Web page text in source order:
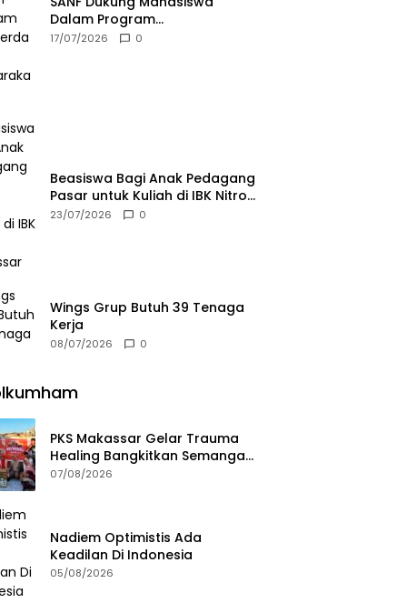
Dalam Program
Pemberdayaan Masyarakat
17/07/2026 0
Beasiswa Bagi Anak Pedagang
Pasar untuk Kuliah di IBK Nitro
Makassar
23/07/2026 0
Wings Grup Butuh 39 Tenaga
Kerja
08/07/2026 0
PKS Makassar Gelar Trauma
Healing Bangkitkan Semangat
Korban Kebakaran Tallo
07/08/2026
Nadiem Optimistis Ada
Keadilan Di Indonesia
05/08/2026